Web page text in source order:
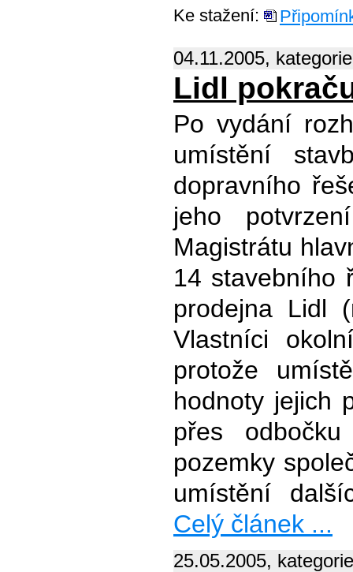
Ke stažení:
04.11.2005,
Lidl
Po vydání
umístění
dopravního
jeho
Magistrátu
14 stavebního
prodejna Lidl
Vlastníci
protože
hodnoty jejich
přes
pozemky
umístění
Celý článek ...
25.05.2005,